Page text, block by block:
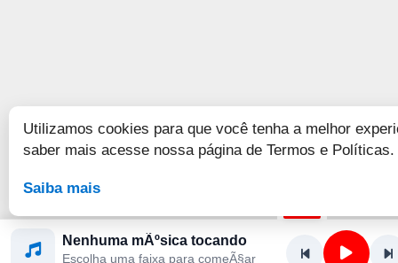
Nenhuma mÃºsica tocando
Escolha uma faixa para comeÃ§ar
Utilizamos cookies para que você tenha a melhor
saber mais acesse nossa página de Termos e Políticas.
Saiba mais